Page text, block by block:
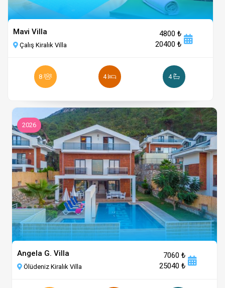
Mavi Villa
Çalış Kiralık Villa
4800 ₺
20400 ₺
8 4 4
2026
Angela G. Villa
Ölüdeniz Kiralık Villa
7060 ₺
25040 ₺